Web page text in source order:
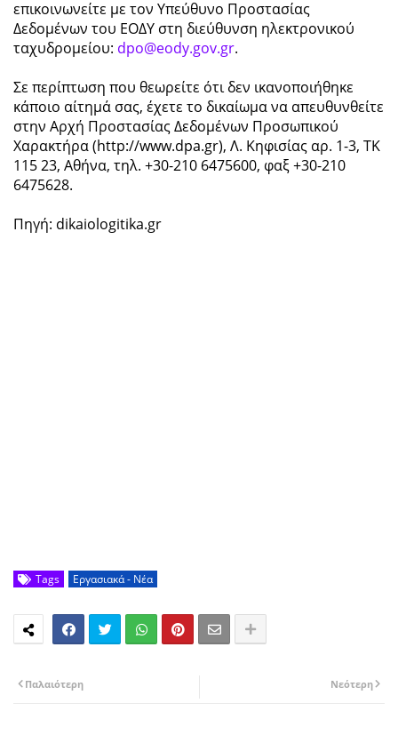
επικοινωνείτε με τον Υπεύθυνο Προστασίας
Δεδομένων του ΕΟΔΥ στη διεύθυνση ηλεκτρονικού
ταχυδρομείου: dpo@eody.gov.gr.
Σε περίπτωση που θεωρείτε ότι δεν ικανοποιήθηκε
κάποιο αίτημά σας, έχετε το δικαίωμα να απευθυνθείτε
στην Αρχή Προστασίας Δεδομένων Προσωπικού
Χαρακτήρα (http://www.dpa.gr), Λ. Κηφισίας αρ. 1-3, ΤΚ
115 23, Αθήνα, τηλ. +30-210 6475600, φαξ +30-210
6475628.
Πηγή: dikaiologitika.gr
Tags Εργασιακά - Νέα
Νεότερη
Παλαιότερη